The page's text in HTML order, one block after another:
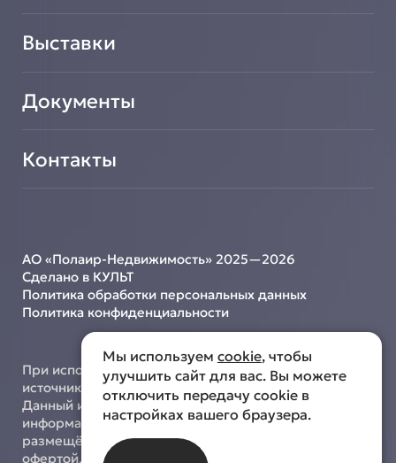
АО «Полаир-Недвижимость» 2025—2026
Сделано в КУЛЬТ
Политика обработки персональных данных
Политика конфиденциальности
При использовании материалов с сайта ссылка на
источник обязательна.
Данный интернет-сайт носит исключительно
информационный характер, и информация,
размещённая на нём, не является публичной
офертой, определяемой положениями ст. 437 ГК РФ.
Выставки
Документы
Контакты
Мы используем cookie, чтобы
улучшить сайт для вас. Вы можете
отключить передачу cookie в
настройках вашего браузера.